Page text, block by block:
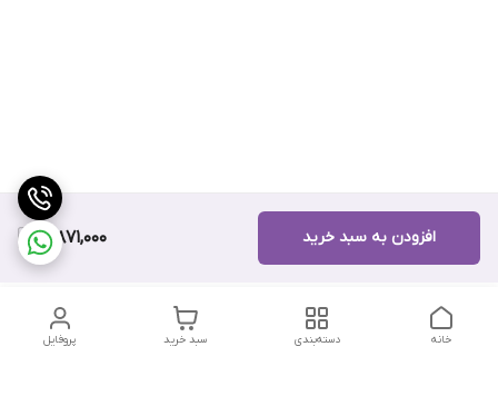
10,871,000 افزودن به سبد خرید
پروفایل سبد خرید دسته‌بندی خانه